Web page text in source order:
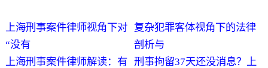
上海刑事案件律师视角下对
“没有
复杂犯罪客体视角下的法律
剖析与
上海刑事案件律师解读：有 刑事拘留37天还没消息？上